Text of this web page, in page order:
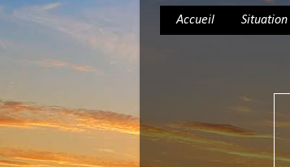
Accueil Situation